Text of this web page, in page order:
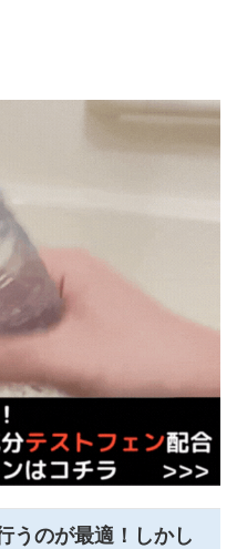
うのが最適！しかし